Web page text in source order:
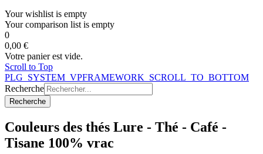
Your wishlist is empty
Your comparison list is empty
0
0,00 €
Votre panier est vide.
Scroll to Top
PLG_SYSTEM_VPFRAMEWORK_SCROLL_TO_BOTTOM
Recherche
Recherche
Couleurs des thés Lure - Thé - Café -
Tisane 100% vrac